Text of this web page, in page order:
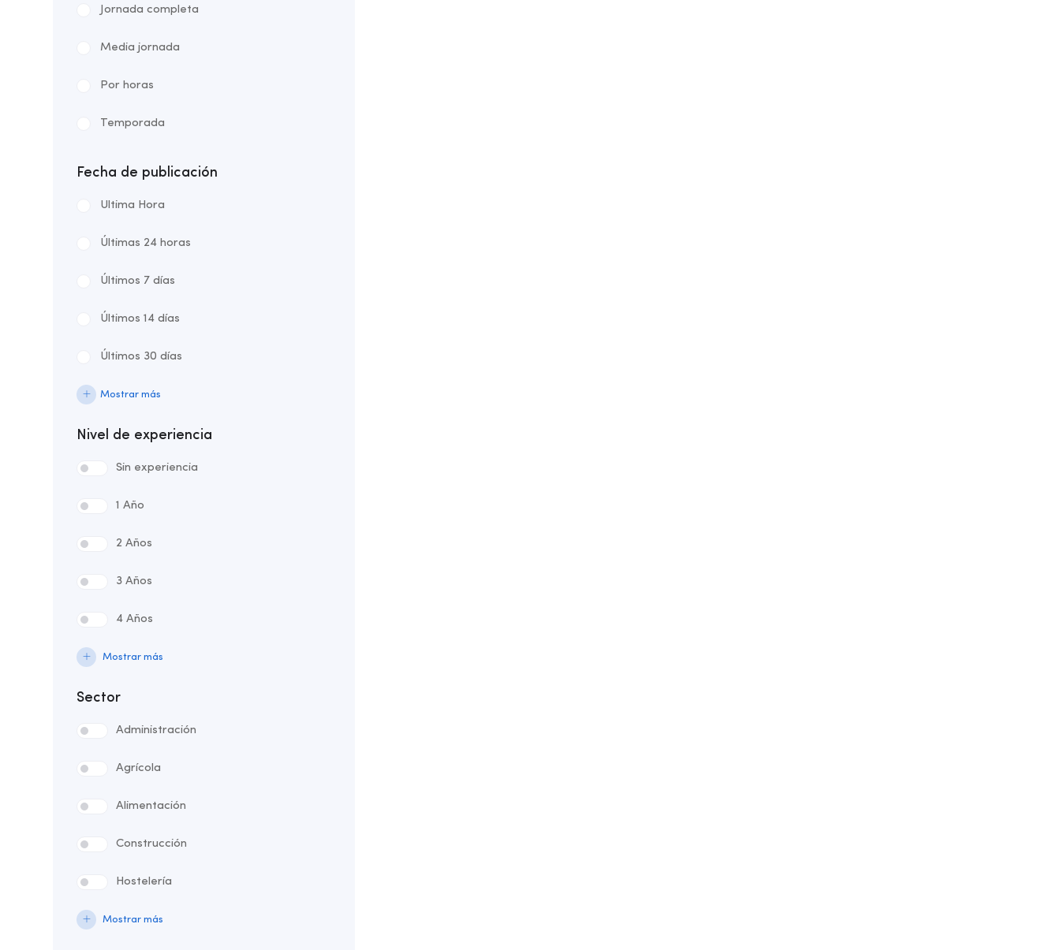
Jornada completa
Media jornada
Por horas
Temporada
Fecha de publicación
Ultima Hora
Últimas 24 horas
Últimos 7 días
Últimos 14 días
Últimos 30 días
Mostrar más
Nivel de experiencia
Sin experiencia
1 Año
2 Años
3 Años
4 Años
Mostrar más
Sector
Administración
Agrícola
Alimentación
Construcción
Hostelería
Mostrar más